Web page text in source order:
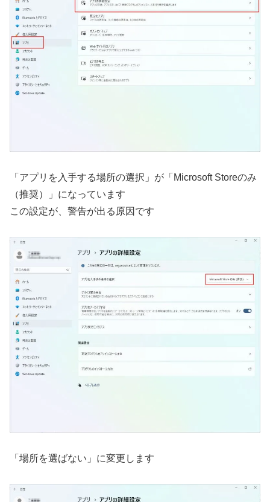
「アプリを入手する場所の選択」が「Microsoft Storeのみ
（推奨）」になっています
この設定が、警告が出る原因です
「場所を選ばない」に変更します